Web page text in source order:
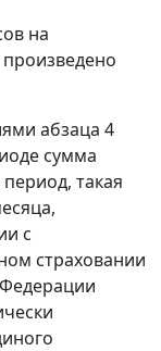
на
абзаца 4
сумма
такая
с
страховании